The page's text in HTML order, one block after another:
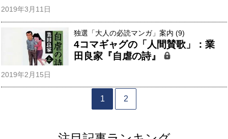
2019年3月11日
独選「大人の必読マンガ」案内 (9)
4コマギャグの「人間賛歌」：業
田良家『自虐の詩』
2019年2月15日
1 2